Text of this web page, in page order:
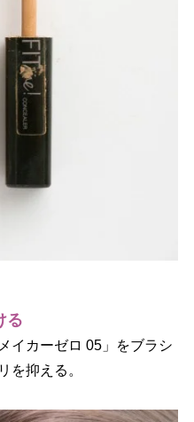
る
イカーゼロ 05」をブラシ
を抑える。